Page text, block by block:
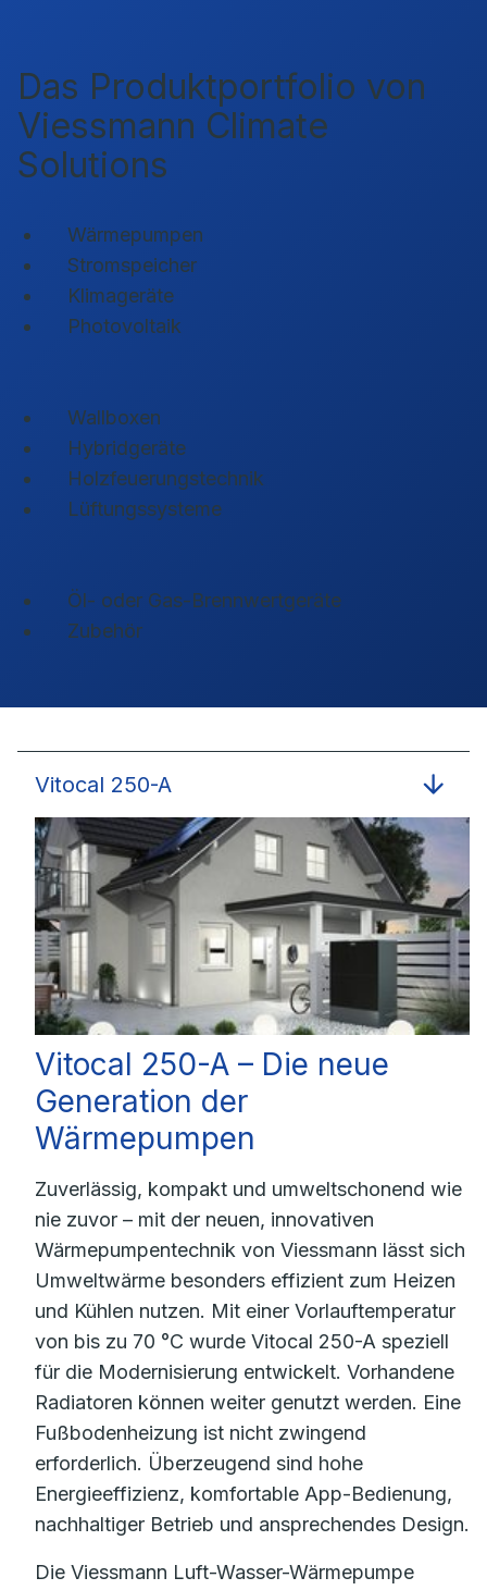
Das Produktportfolio von
Viessmann Climate
Solutions
Wärmepumpen
Stromspeicher
Klimageräte
Photovoltaik
Wallboxen
Hybridgeräte
Holzfeuerungstechnik
Lüftungssysteme
Öl- oder Gas-Brennwertgeräte
Zubehör
Vitocal 250-A
Vitocal 250-A – Die neue
Generation der
Wärmepumpen
Zuverlässig, kompakt und umweltschonend wie
nie zuvor – mit der neuen, innovativen
Wärmepumpentechnik von Viessmann lässt sich
Umweltwärme besonders effizient zum Heizen
und Kühlen nutzen. Mit einer Vorlauftemperatur
von bis zu 70 °C wurde Vitocal 250-A speziell
für die Modernisierung entwickelt. Vorhandene
Radiatoren können weiter genutzt werden. Eine
Fußbodenheizung ist nicht zwingend
erforderlich. Überzeugend sind hohe
Energieeffizienz, komfortable App-Bedienung,
nachhaltiger Betrieb und ansprechendes Design.
Die Viessmann Luft-Wasser-Wärmepumpe